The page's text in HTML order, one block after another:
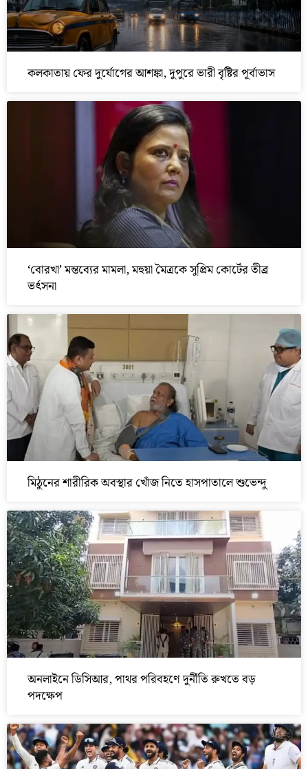
কলকাতায় ফের দুর্যোগের আশঙ্কা, দুপুরে ভারী বৃষ্টির পূর্বাভাস
‘বোরখা’ মন্তব্যের মামলা, মহুয়া মৈত্রকে সুপ্রিম কোর্টের তীব্র
ভর্ৎসনা
মিঠুনের শারীরিক অবস্থার খোঁজ নিতে হাসপাতালে শুভেন্দু
অনলাইনে ডিসিআর, পাথর পরিবহণে দুর্নীতি রুখতে বড়
পদক্ষেপ